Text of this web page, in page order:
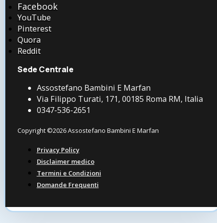
Facebook
YouTube
Pinterest
Quora
Reddit
Sede Centrale
Assostefano Bambini E Marfan
Via Filippo Turati, 171, 00185 Roma RM, Italia
0347-536-2651
Copyright ©2026 Assostefano Bambini E Marfan
Privacy Policy
Disclaimer medico
Termini e Condizioni
Domande Frequenti